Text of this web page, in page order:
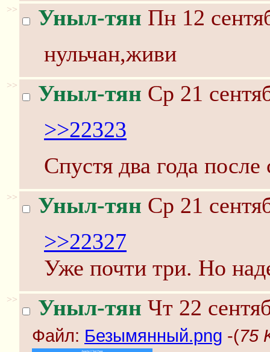
>> Уныл-тян Пн 12
нульчан,живи
>> Уныл-тян Ср 21
>>22323
Спустя два года после
>> Уныл-тян Ср 21
>>22327
Уже почти три. Но
>> Уныл-тян Чт 22
Файл: Безымянный.png -(75